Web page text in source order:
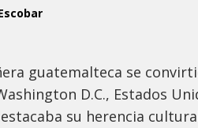
guatemalteca se
D.C., Estados
su herencia